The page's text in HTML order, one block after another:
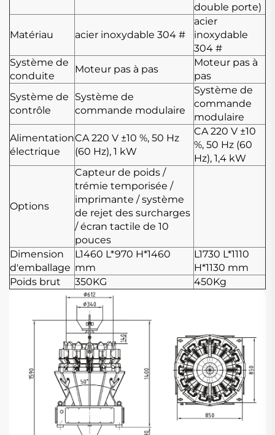
double porte)
Matériau acier inoxydable 304 #
acier
inoxydable
304 #
Système de
conduite
Moteur pas à pas
Moteur pas à
pas
Système de
contrôle
Système de
commande modulaire
Système de
commande
modulaire
Alimentation
électrique
CA 220 V ±10 %, 50 Hz
(60 Hz), 1 kW
CA 220 V ±10
%, 50 Hz (60
Hz), 1,4 kW
Options
Capteur de poids /
trémie temporisée /
imprimante / système
de rejet des surcharges
/ écran tactile de 10
pouces
Dimension
d'emballage
L1460 L*970 H*1460
mm
L1730 L*1110
H*1130 mm
Poids brut
350KG 450Kg